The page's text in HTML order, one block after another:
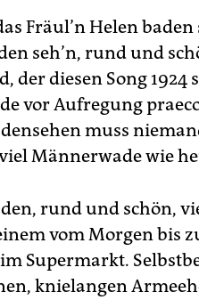
Fräul’n Helen
seh’n, rund und
der diesen Song
vor Aufregung
muss
Männerwade wie
rund und schön,
vom Morgen bis
Supermarkt.
knielangen